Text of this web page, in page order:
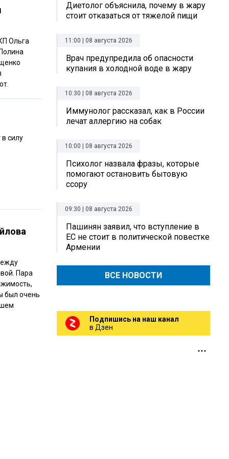
Ольга
силу
Пара
был очень
Диетолог объяснила, почему в жару
стоит отказаться от тяжелой пищи
11:00 | 08 августа 2026
Врач предупредила об опасности
купания в холодной воде в жару
10:30 | 08 августа 2026
Иммунолог рассказал, как в России
лечат аллергию на собак
10:00 | 08 августа 2026
Психолог назвала фразы, которые
помогают остановить бытовую
ссору
09:30 | 08 августа 2026
Пашинян заявил, что вступление в
ЕС не стоит в политической повестке
Армении
ВСЕ НОВОСТИ
Подпишись на наш канал
в Дзен